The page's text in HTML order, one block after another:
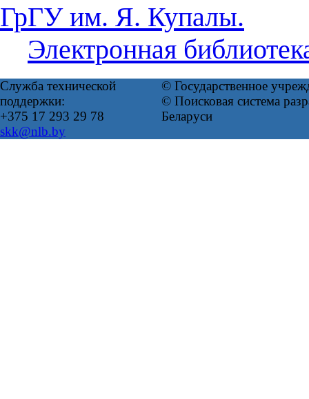
ГрГУ им. Я. Купалы.
Электронная
Служба технической
поддержки:
+375 17 293 29 78
skk@nlb.by
© Государственное
© Поисковая система
Беларуси